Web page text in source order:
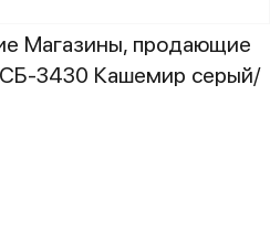
Магазины, продающие
3430 Кашемир серый/